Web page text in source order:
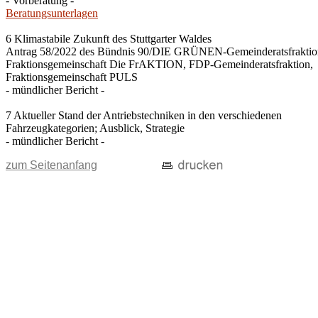
Beratungsunterlagen
6 Klimastabile Zukunft des Stuttgarter Waldes
Antrag 58/2022 des Bündnis 90/DIE GRÜNEN-
Fraktionsgemeinschaft Die FrAKTION, FDP-Gemeinderatsfraktion,
Fraktionsgemeinschaft PULS
- mündlicher Bericht -
7 Aktueller Stand der Antriebstechniken in den verschiedenen
Fahrzeugkategorien; Ausblick, Strategie
- mündlicher Bericht -
zum Seitenanfang